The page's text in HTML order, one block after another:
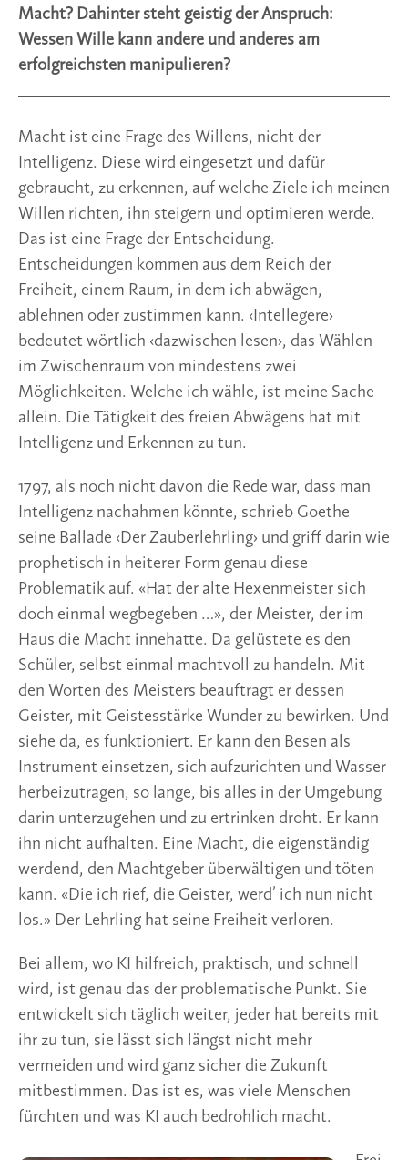
Macht? Dahinter steht geistig der Anspruch:
Wessen Wille kann andere und anderes am
erfolgreichsten manipulieren?
Macht ist eine Frage des Willens, nicht der
Intelligenz. Diese wird eingesetzt und dafür
gebraucht, zu erkennen, auf welche Ziele ich meinen
Willen richten, ihn steigern und optimieren werde.
Das ist eine Frage der Entscheidung.
Entscheidungen kommen aus dem Reich der
Freiheit, einem Raum, in dem ich abwägen,
ablehnen oder zustimmen kann. ‹Intellegere›
bedeutet wörtlich ‹dazwischen lesen›, das Wählen
im Zwischenraum von mindestens zwei
Möglichkeiten. Welche ich wähle, ist meine Sache
allein. Die Tätigkeit des freien Abwägens hat mit
Intelligenz und Erkennen zu tun.
1797, als noch nicht davon die Rede war, dass man
Intelligenz nachahmen könnte, schrieb Goethe
seine Ballade ‹Der Zauberlehrling› und griff darin wie
prophetisch in heiterer Form genau diese
Problematik auf. «Hat der alte Hexenmeister sich
doch einmal wegbegeben …», der Meister, der im
Haus die Macht innehatte. Da gelüstete es den
Schüler, selbst einmal machtvoll zu handeln. Mit
den Worten des Meisters beauftragt er dessen
Geister, mit Geistesstärke Wunder zu bewirken. Und
siehe da, es funktioniert. Er kann den Besen als
Instrument einsetzen, sich aufzurichten und Wasser
herbeizutragen, so lange, bis alles in der Umgebung
darin unterzugehen und zu ertrinken droht. Er kann
ihn nicht aufhalten. Eine Macht, die eigenständig
werdend, den Machtgeber überwältigen und töten
kann. «Die ich rief, die Geister, werd’ ich nun nicht
los.» Der Lehrling hat seine Freiheit verloren.
Bei allem, wo KI hilfreich, praktisch, und schnell
wird, ist genau das der problematische Punkt. Sie
entwickelt sich täglich weiter, jeder hat bereits mit
ihr zu tun, sie lässt sich längst nicht mehr
vermeiden und wird ganz sicher die Zukunft
mitbestimmen. Das ist es, was viele Menschen
fürchten und was KI auch bedrohlich macht.